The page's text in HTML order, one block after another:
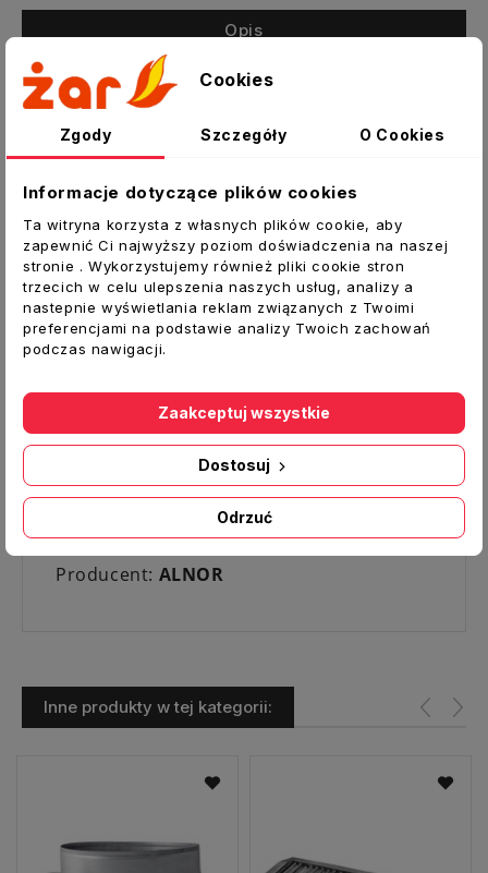
Opis
Szczegóły produktu
Trójnik wentylacyjny równoprzelotowy
tłoczony
Trójniki są równoprzelotowe i z odejściem pod
katem 90 stopni o wymiarze mniejszym jaki
posiada główny kanał wentylacyjny.
Dane techniczne:
Typ:Trójnik
Średnicad1[mm]:315
d3[mm]:315
[mm]:182
DługośćL[mm]:428
Materiał:blacha ocynkowana
Producent: ALNOR
Inne produkty w tej kategorii:
Cookies
Zgody Szczegóły O Cookies
Informacje dotyczące plików cookies
Ta witryna korzysta z własnych plików cookie, aby
zapewnić Ci najwyższy poziom doświadczenia na naszej
stronie . Wykorzystujemy również pliki cookie stron
trzecich w celu ulepszenia naszych usług, analizy a
nastepnie wyświetlania reklam związanych z Twoimi
preferencjami na podstawie analizy Twoich zachowań
podczas nawigacji.
Odrzuć
Dostosuj
Zaakceptuj wszystkie